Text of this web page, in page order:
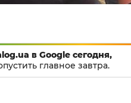
в Google сегодня,
главное завтра.